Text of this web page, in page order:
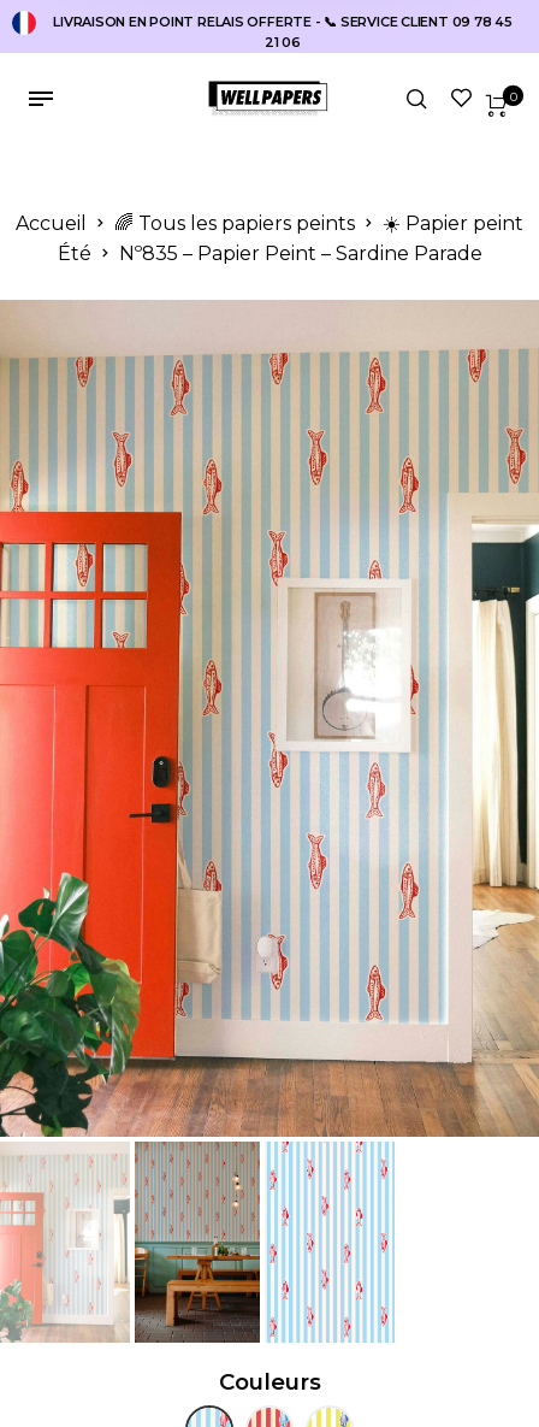
LIVRAISON EN POINT RELAIS OFFERTE - 📞 SERVICE CLIENT 09 78 45
21 06
0
Accueil 🌈 Tous les papiers peints
☀️ Papier peint
Été
Nº835 – Papier Peint – Sardine Parade
Couleurs